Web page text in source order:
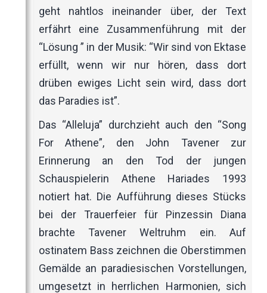
geht nahtlos ineinander über, der Text
erfährt eine Zusammenführung mit der
“Lösung ” in der Musik: “Wir sind von Ektase
erfüllt, wenn wir nur hören, dass dort
drüben ewiges Licht sein wird, dass dort
das Paradies ist”.
Das “Alleluja” durchzieht auch den “Song
For Athene”, den John Tavener zur
Erinnerung an den Tod der jungen
Schauspielerin Athene Hariades 1993
notiert hat. Die Aufführung dieses Stücks
bei der Trauerfeier für Pinzessin Diana
brachte Tavener Weltruhm ein. Auf
ostinatem Bass zeichnen die Oberstimmen
Gemälde an paradiesischen Vorstellungen,
umgesetzt in herrlichen Harmonien, sich